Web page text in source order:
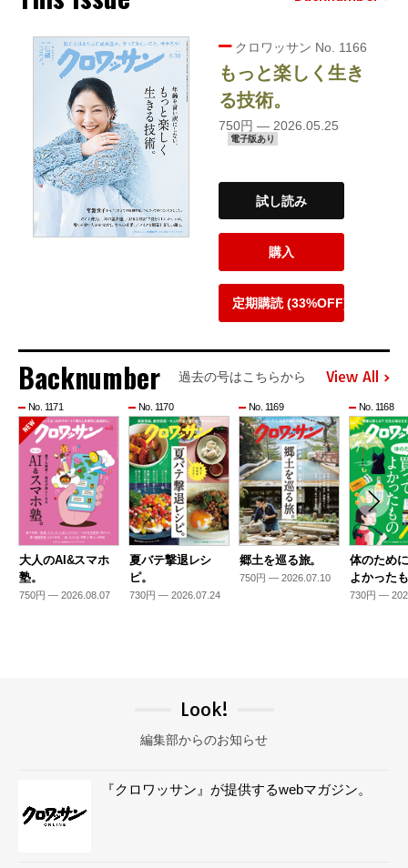
クロワッサン No. 1166
もっと楽しく生き
る技術。
750円 — 2026.05.25
電子版あり
試し読み
購入
定期購読 (33%OFF)
Backnumber 過去の号はこちらから View All
No. 1171
大人のAI&スマホ
塾。
750円 — 2026.08.07
No. 1170
夏バテ撃退レシ
ピ。
730円 — 2026.07.24
No. 1169
郷土を巡る旅。
750円 — 2026.07.10
No. 1168
体のため
よかった
730円 —
Look!
編集部からのお知らせ
『クロワッサン』が提供するwebマガジン。